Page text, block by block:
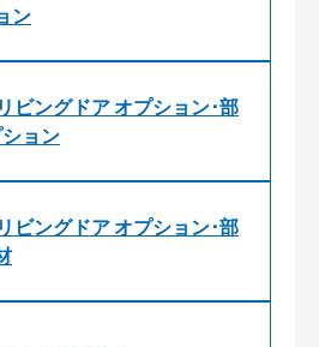
ン
ビングドア オプション･部
ョン
ビングドア オプション･部